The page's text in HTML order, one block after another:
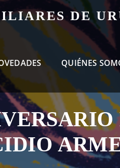
DE
QUIÉNES